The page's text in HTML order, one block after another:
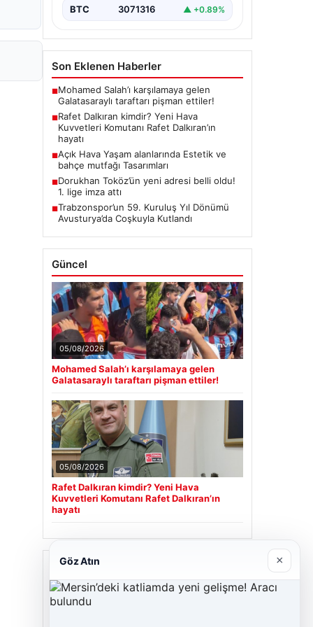
BTC 3071316 ▲ +0.89%
Son Eklenen Haberler
■Mohamed Salah’ı karşılamaya gelen
Galatasaraylı taraftarı pişman ettiler!
■Rafet Dalkıran kimdir? Yeni Hava
Kuvvetleri Komutanı Rafet Dalkıran’ın
hayatı
■Açık Hava Yaşam alanlarında Estetik ve
bahçe mutfağı Tasarımları
■Dorukhan Toköz’ün yeni adresi belli oldu!
1. lige imza attı
■Trabzonspor’un 59. Kuruluş Yıl Dönümü
Avusturya’da Coşkuyla Kutlandı
Güncel
05/08/2026
Mohamed Salah’ı karşılamaya gelen
Galatasaraylı taraftarı pişman ettiler!
05/08/2026
Rafet Dalkıran kimdir? Yeni Hava
Kuvvetleri Komutanı Rafet Dalkıran’ın
hayatı
Son Eklenen Firmalar
Cengiz Sigorta
Göz Atın ×